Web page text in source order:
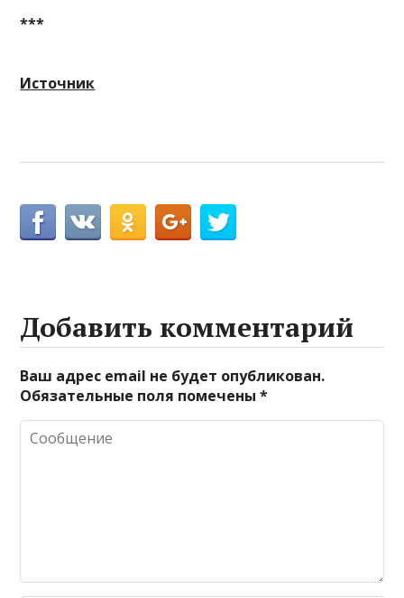
***
Источник
Добавить комментарий
Ваш адрес email не будет опубликован.
Обязательные поля помечены*